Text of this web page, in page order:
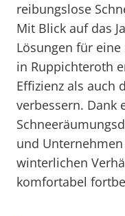
reibungslose
Mit Blick auf das
Lösungen für
in Ruppichteroth
Effizienz als auch
verbessern. Dank
und
winterlichen
komfortabel